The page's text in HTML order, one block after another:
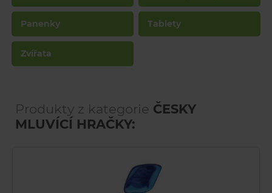
Panenky Tablety
Zvířata
Produkty z kategorie ČESKY
MLUVÍCÍ HRAČKY: